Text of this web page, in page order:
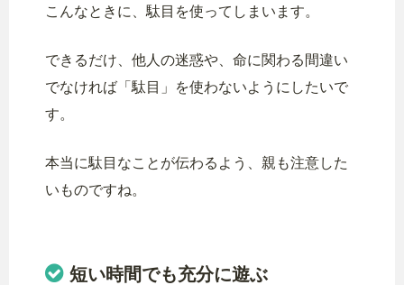
こんなときに、駄目を使ってしまいます。
できるだけ、他人の迷惑や、命に関わる間違い
でなければ「駄目」を使わないようにしたいで
す。
本当に駄目なことが伝わるよう、親も注意した
いものですね。
短い時間でも充分に遊ぶ